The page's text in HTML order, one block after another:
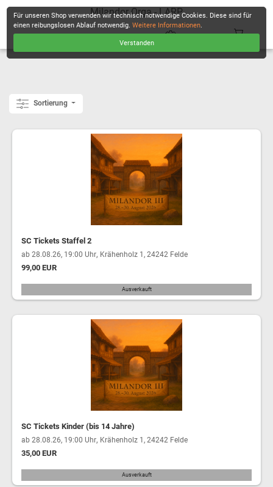
Milandor Orga - LARP
Sortierung
SC Tickets Staffel 2
ab 28.08.26, 19:00 Uhr, Krähenholz 1, 24242 Felde
99,00 EUR
Ausverkauft
SC Tickets Kinder (bis 14 Jahre)
ab 28.08.26, 19:00 Uhr, Krähenholz 1, 24242 Felde
35,00 EUR
Ausverkauft
Für unseren Shop verwenden wir technisch notwendige Cookies. Diese sind für
einen reibungslosen Ablauf notwendig.Weitere Informationen.
Verstanden